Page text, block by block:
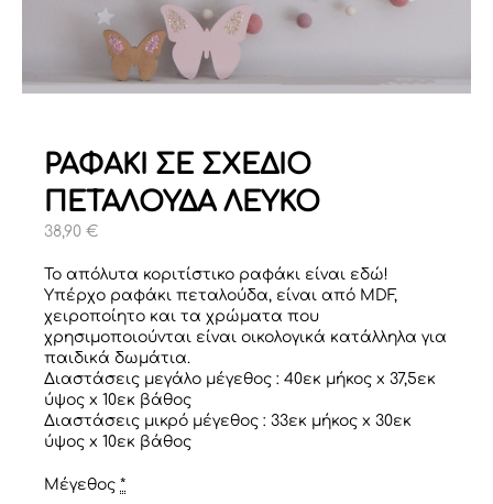
ΡΑΦΑΚΙ ΣΕ ΣΧΕΔΙΟ
ΠΕΤΑΛΟΥΔΑ ΛΕΥΚΟ
38,90 €
Το απόλυτα κοριτίστικο ραφάκι είναι εδώ!
Υπέρχο ραφάκι πεταλούδα, είναι από MDF,
χειροποίητο και τα χρώματα που
χρησιμοποιούνται είναι οικολογικά κατάλληλα για
παιδικά δωμάτια.
Διαστάσεις μεγάλο μέγεθος : 40εκ μήκος x 37,5εκ
ύψος x 10εκ βάθος
Διαστάσεις μικρό μέγεθος : 33εκ μήκος x 30εκ
ύψος x 10εκ βάθος
Μέγεθος *